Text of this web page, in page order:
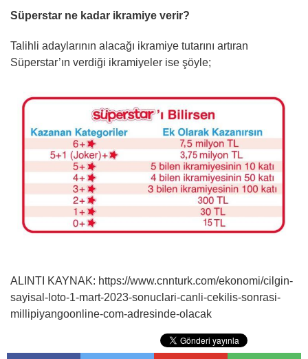
Süperstar ne kadar ikramiye verir?
Talihli adaylarının alacağı ikramiye tutarını artıran
Süperstar’ın verdiği ikramiyeler ise şöyle;
ALINTI KAYNAK: https://www.cnnturk.com/ekonomi/cilgin-
sayisal-loto-1-mart-2023-sonuclari-canli-cekilis-sonrasi-
millipiyangoonline-com-adresinde-olacak